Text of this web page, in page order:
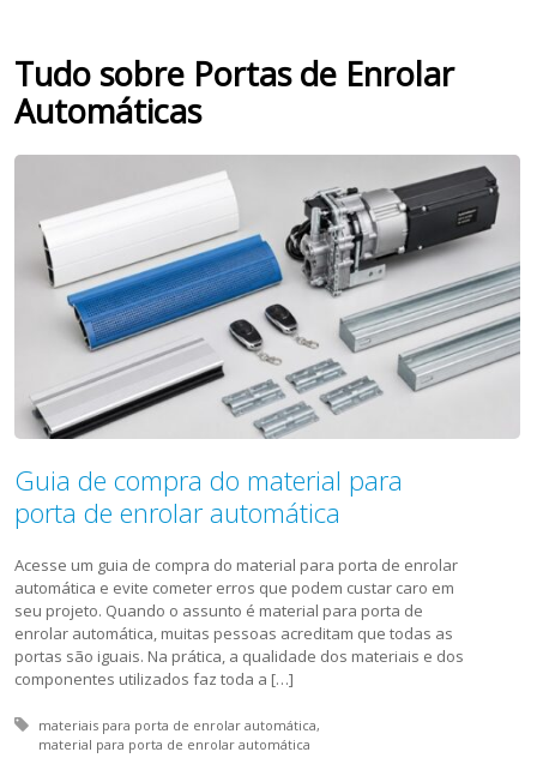
Tudo sobre Portas de Enrolar
Automáticas
Guia de compra do material para
porta de enrolar automática
Acesse um guia de compra do material para porta de enrolar
automática e evite cometer erros que podem custar caro em
seu projeto. Quando o assunto é material para porta de
enrolar automática, muitas pessoas acreditam que todas as
portas são iguais. Na prática, a qualidade dos materiais e dos
componentes utilizados faz toda a […]
Tagged with:
materiais para porta de enrolar automática
material para porta de enrolar automática